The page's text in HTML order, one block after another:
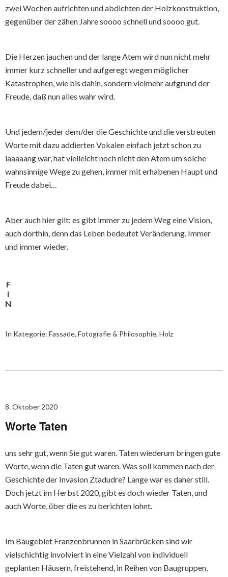
zwei Wochen aufrichten und abdichten der Holzkonstruktion,
gegenüber der zähen Jahre soooo schnell und soooo gut.
Die Herzen jauchen und der lange Atem wird nun nicht mehr
immer kurz schneller und aufgeregt wegen möglicher
Katastrophen, wie bis dahin, sondern vielmehr aufgrund der
Freude, daß nun alles wahr wird.
Und jedem/jeder dem/der die Geschichte und die verstreuten
Worte mit dazu addierten Vokalen einfach jetzt schon zu
laaaaang war, hat vielleicht noch nicht den Atem um solche
wahnsinnige Wege zu gehen, immer mit erhabenen Haupt und
Freude dabei…
Aber auch hier gilt: es gibt immer zu jedem Weg eine Vision,
auch dorthin, denn das Leben bedeutet Veränderung. Immer
und immer wieder.
F
I
N
In Kategorie: Fassade, Fotografie & Philosophie, Holz
8. Oktober 2020
Worte Taten
uns sehr gut, wenn Sie gut waren. Taten wiederum bringen gute
Worte, wenn die Taten gut waren. Was soll kommen nach der
Geschichte der Invasion Ztadudre? Lange war es daher still.
Doch jetzt im Herbst 2020, gibt es doch wieder Taten, und
auch Worte, über die es zu berichten lohnt.
Im Baugebiet Franzenbrunnen in Saarbrücken sind wir
vielschichtig involviert in eine Vielzahl von individuell
geplanten Häusern, freistehend, in Reihen von Baugruppen,